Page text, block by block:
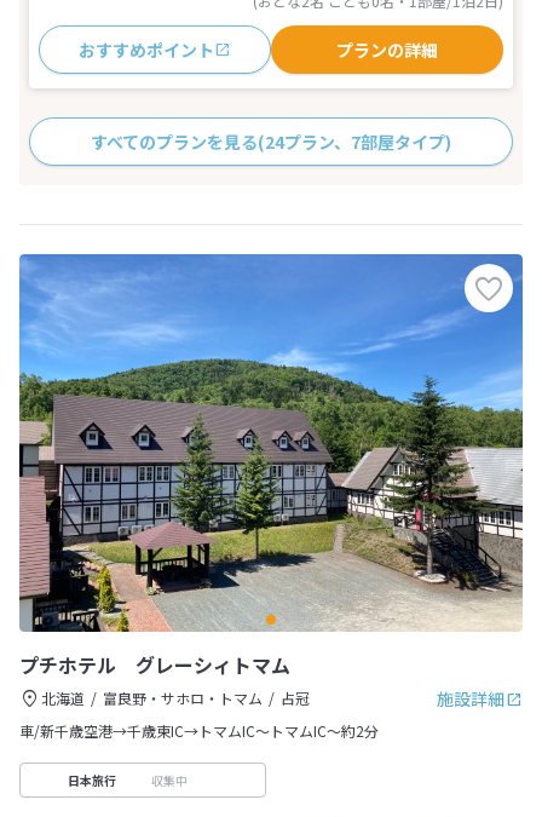
おすすめポイント プランの詳細
すべてのプランを見る(24プラン、7部屋タイプ)
プチホテル グレーシィトマム
施設詳細
北海道 富良野・サホロ・トマム
占冠
車/新千歳空港→千歳東IC→トマムIC～トマムIC～約2分
日本旅行 収集中